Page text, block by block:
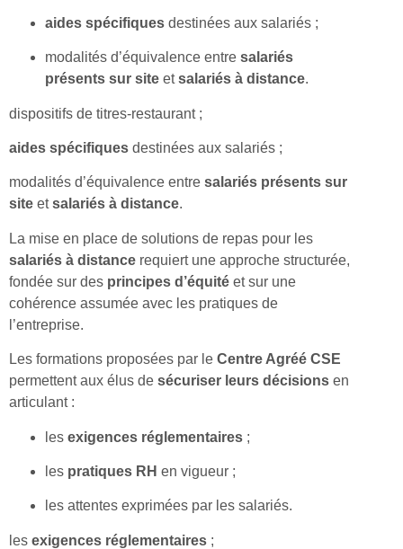
aides spécifiques destinées aux salariés ;
modalités d’équivalence entre salariés
présents sur site etsalariés à distance.
dispositifs de titres-restaurant ;
aides spécifiques destinées aux salariés ;
modalités d’équivalence entre salariés présents sur
site etsalariés à distance.
La mise en place de solutions de repas pour les
salariés à distance requiert une approche structurée,
fondée sur des principes d’équité et sur une
cohérence assumée avec les pratiques de
l’entreprise.
Les formations proposées par le Centre Agréé CSE
permettent aux élus de sécuriser leurs décisions en
articulant :
les exigences réglementaires ;
les pratiques RH en vigueur ;
les attentes exprimées par les salariés.
les exigences réglementaires ;